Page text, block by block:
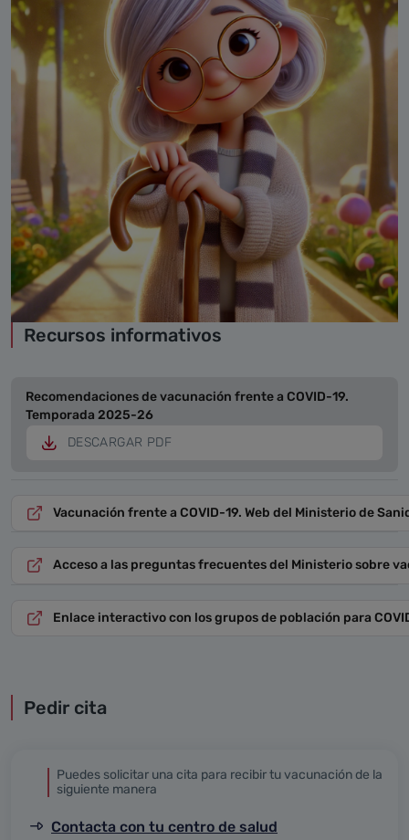
Recursos informativos
Recomendaciones de vacunación frente a COVID-19.
Temporada 2025-26
DESCARGAR PDF
Vacunación frente a COVID-19. Web del Ministerio de
Acceso a las preguntas frecuentes del Ministerio sobre
Enlace interactivo con los grupos de población para
Pedir cita
Puedes solicitar una cita para recibir tu vacunación de la
siguiente manera
Contacta con tu centro de salud